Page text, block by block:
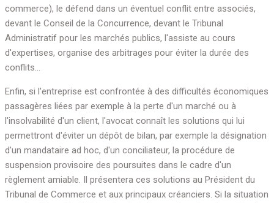
commerce), le défend dans un éventuel conflit entre associés,
devant le Conseil de la Concurrence, devant le Tribunal
Administratif pour les marchés publics, l'assiste au cours
d'expertises, organise des arbitrages pour éviter la durée des
conflits...
Enfin, si l'entreprise est confrontée à des difficultés économiques
passagères liées par exemple à la perte d'un marché ou à
l'insolvabilité d'un client, l'avocat connaît les solutions qui lui
permettront d'éviter un dépôt de bilan, par exemple la désignation
d'un mandataire ad hoc, d'un conciliateur, la procédure de
suspension provisoire des poursuites dans le cadre d'un
règlement amiable. Il présentera ces solutions au Président du
Tribunal de Commerce et aux principaux créanciers. Si la situation